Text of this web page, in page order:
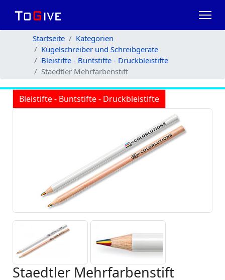
Startseite
Kategorien
Kugelschreiber und Schreibgeräte
Bleistifte - Buntstifte - Druckbleistifte
Staedtler Mehrfarbenstift
Bleistifte - Buntstifte - Druckbleistifte
Staedtler Mehrfarbenstift